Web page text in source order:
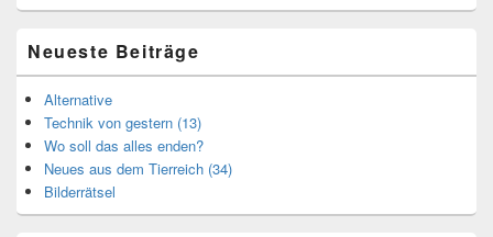
Neueste Beiträge
Alternative
Technik von gestern (13)
Wo soll das alles enden?
Neues aus dem Tierreich (34)
Bilderrätsel